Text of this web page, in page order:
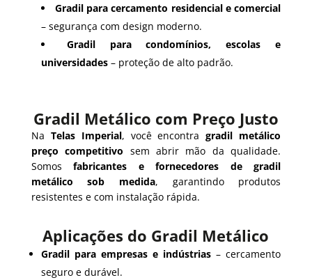
Gradil para cercamento residencial e comercial
– segurança com design moderno.
Gradil para condomínios, escolas e
universidades– proteção de alto padrão.
Gradil Metálico com Preço Justo
Na Telas Imperial, você encontragradil metálico
preço competitivo sem abrir mão da qualidade.
Somosfabricantes e fornecedores de gradil
metálico sob medida, garantindo produtos
resistentes e com instalação rápida.
Aplicações do Gradil Metálico
Gradil para empresas e indústrias – cercamento
seguro e durável.